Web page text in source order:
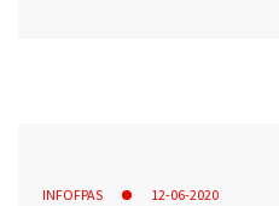
INFOFPAS 12-06-2020